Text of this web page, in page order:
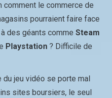
comment le commerce de
pourraient faire face
des géants comme Steam
Playstation ? Difficile de
du jeu vidéo se porte mal
sites boursiers, le seul